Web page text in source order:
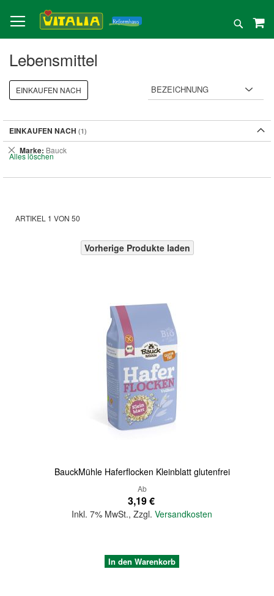
zum
Inhalt
Suche
Lebensmittel
ARTIKEL 1 VON 50
Vorherige Produkte laden
BauckMühle Haferflocken Kleinblatt glutenfrei
Ab
3,19 €
Inkl. 7% MwSt.,Zzgl.Versandkosten
In den Warenkorb
EINKAUFEN NACH
EINKAUFEN NACH
Marke Bauck
Dies
entfernen
Alles löschen